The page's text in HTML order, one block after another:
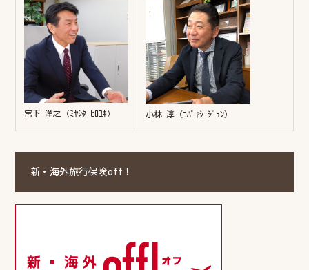
宮下 洋之（ﾐﾔｼﾀ ﾋﾛﾕｷ） 小林 淳（ｺﾊﾞﾔｼ ｼﾞｭﾝ）
新・海外旅行保険off！